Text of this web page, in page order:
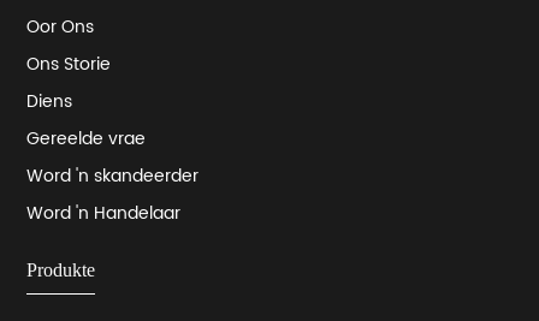
Oor Ons
Ons Storie
Diens
Gereelde vrae
Word 'n skandeerder
Word 'n Handelaar
Produkte